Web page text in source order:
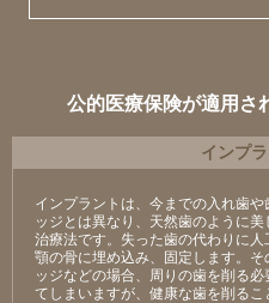
公的医療保険が適用さ
インプ
インプラントは、今までの入れ歯
ッジとは異なり、天然歯のように
治療法です。失った歯の代わりに
顎の骨に埋め込み、固定します。
ッジなどの場合、周りの歯を削る
てしまいますが、健康な歯を削るこ